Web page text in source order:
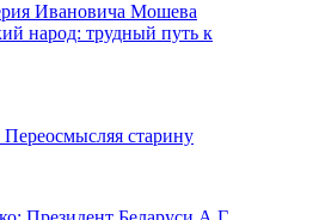
Ивановича Мошева
народ: трудный путь к
старину